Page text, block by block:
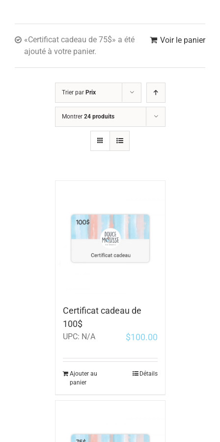
Voir le panier
«Certificat cadeau de 75$» a été
ajouté à votre panier.
Trier par Prix
Montrer 24 produits
Certificat cadeau de
100$
UPC: N/A $100.00
Ajouter au
panier
Détails